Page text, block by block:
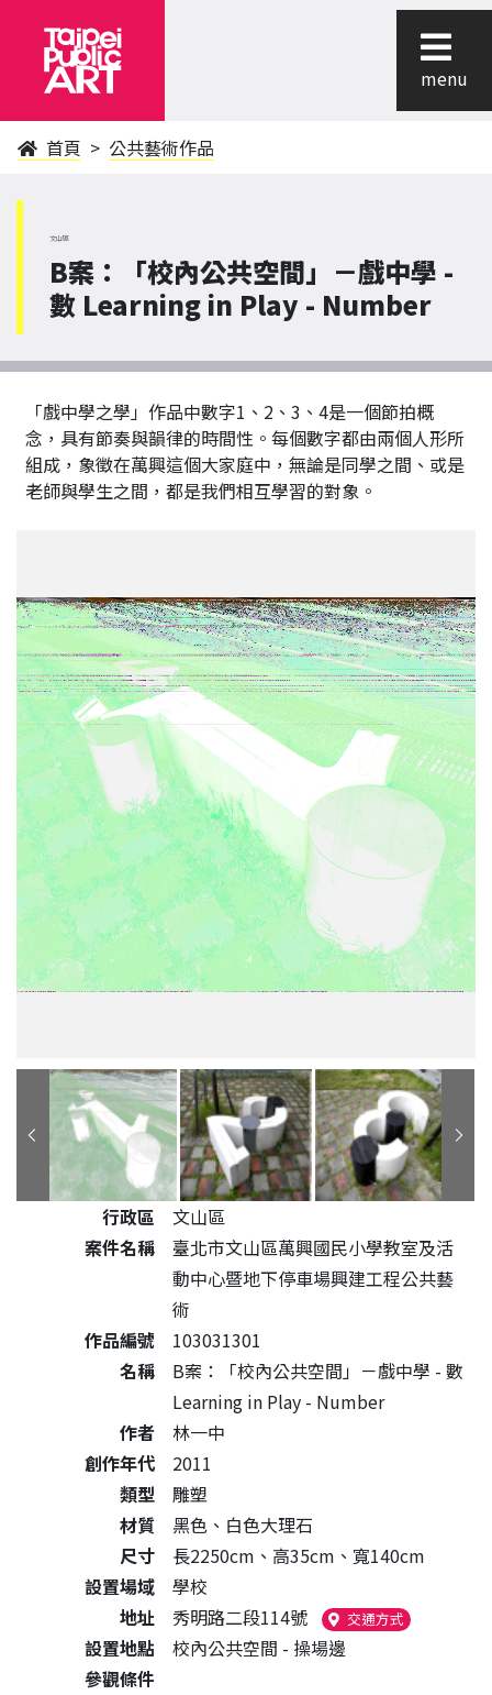
menu
首頁 公共藝術作品
文山區
B案：「校內公共空間」－戲中學 -
數 Learning in Play - Number
「戲中學之學」作品中數字1、2、3、4是一個節拍概
念，具有節奏與韻律的時間性。每個數字都由兩個人形所
組成，象徵在萬興這個大家庭中，無論是同學之間、或是
老師與學生之間，都是我們相互學習的對象。
公共藝術作品詳細資料
行政區
文山區
案件名稱
臺北市文山區萬興國民小學教室及活
動中心暨地下停車場興建工程公共藝
術
作品編號
103031301
名稱
B案：「校內公共空間」－戲中學 - 數
Learning in Play - Number
作者
林一中
創作年代
2011
類型
雕塑
材質
黑色、白色大理石
尺寸
長2250cm、高35cm、寬140cm
設置場域
學校
地址
秀明路二段114號 交通方式（另開新視窗
設置地點
校內公共空間 - 操場邊
參觀條件